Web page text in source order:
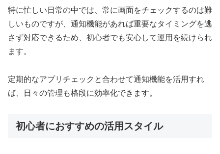
特に忙しい日常の中では、常に画面をチェックするのは難
しいものですが、通知機能があれば重要なタイミングを逃
さず対応できるため、初心者でも安心して運用を続けられ
ます。
定期的なアプリチェックと合わせて通知機能を活用すれ
ば、日々の管理も格段に効率化できます。
初心者におすすめの活用スタイル